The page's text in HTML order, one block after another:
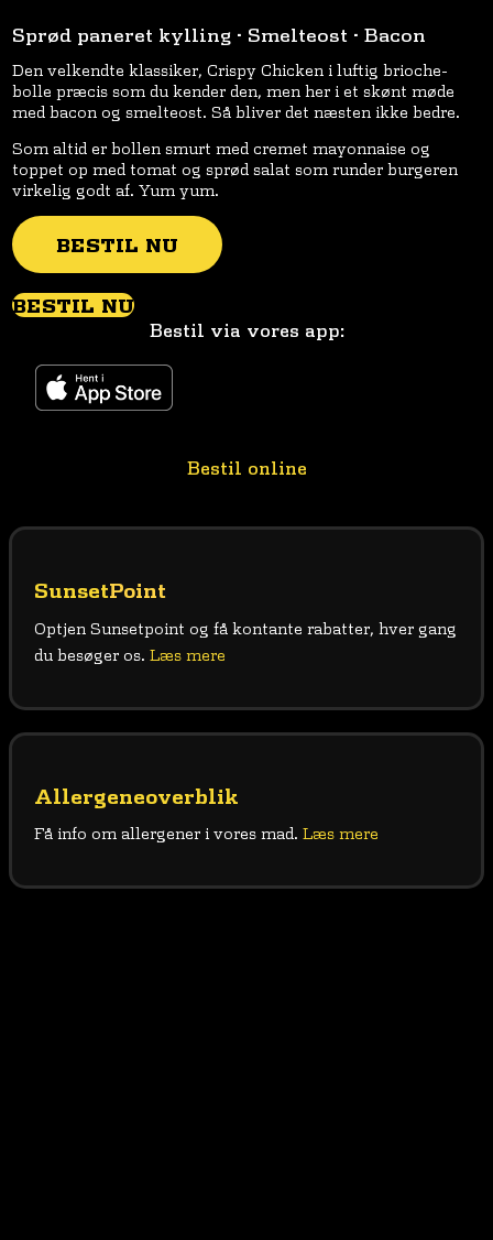
Sprød paneret kylling · Smelteost · Bacon
Den velkendte klassiker, Crispy Chicken i luftig brioche-
bolle præcis som du kender den, men her i et skønt møde
med bacon og smelteost. Så bliver det næsten ikke bedre.
Som altid er bollen smurt med cremet mayonnaise og
toppet op med tomat og sprød salat som runder burgeren
virkelig godt af. Yum yum.
BESTIL NU
BESTIL NU
Bestil via vores app:
Bestil online
SunsetPoint
Optjen Sunsetpoint og få kontante rabatter, hver gang
du besøger os. Læs mere
Allergeneoverblik
Få info om allergener i vores mad. Læs mere